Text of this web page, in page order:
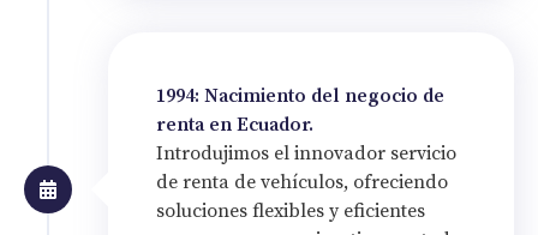
1994: Nacimiento del negocio de
renta en Ecuador.
Introdujimos el innovador servicio
de renta de vehículos, ofreciendo
soluciones flexibles y eficientes